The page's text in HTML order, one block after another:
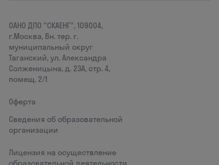
ОАНО ДПО "СКАЕНГ", 109004,
г.Москва, Вн. тер. г.
муниципальный округ
Таганский, ул. Александра
Солженицына, д. 23А, стр. 4,
помещ. 2/1
Оферта
Сведения об образовательной
организации
Лицензия на осуществление
образовательной деятельности